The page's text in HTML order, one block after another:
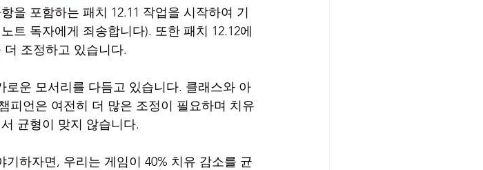
을 포함하는 패치 12.11 작업을 시작하여 기
트 독자에게 죄송합니다). 또한 패치 12.12에
조정하고 있습니다.
운 모서리를 다듬고 있습니다. 클래스와 아
피언은 여전히 ​​더 많은 조정이 필요하며 치유
균형이 맞지 않습니다.
하자면, 우리는 게임이 40% 치유 감소를 균